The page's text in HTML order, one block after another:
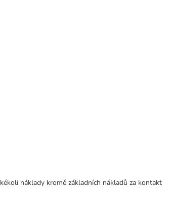
náklady kromě základních nákladů za kontakt